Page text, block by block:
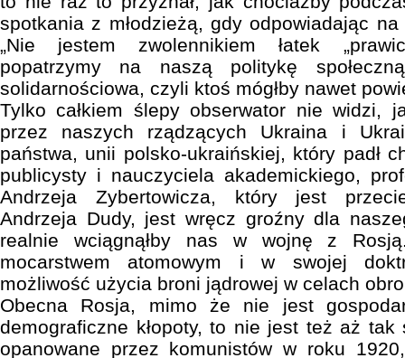
spotkania z młodzieżą, gdy odpowiadając
„Nie jestem zwolennikiem łatek
popatrzymy na naszą politykę
solidarnościowa, czyli ktoś mógłby nawet
Tylko całkiem ślepy obserwator nie widzi,
przez naszych rządzących Ukraina i
państwa, unii polsko-ukraińskiej, który padł
publicysty i nauczyciela akademickiego,
Andrzeja Zybertowicza, który jest
Andrzeja Dudy, jest wręcz groźny dla
realnie wciągnąłby nas w wojnę z
mocarstwem atomowym i w swojej
możliwość użycia broni jądrowej w celach
Obecna Rosja, mimo że nie jest
demograficzne kłopoty, to nie jest też aż tak
opanowane przez komunistów w roku